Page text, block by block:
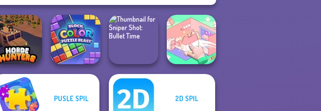
Horde Hunters
Block Color
Sniper Shot:
Bullet Time
Organization
PUSLE SPIL 2D SPIL